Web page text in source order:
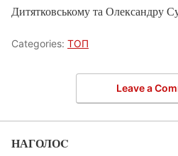
Дитятковському та Олександру
Categories: ТОП
Leave a
НАГОЛОC